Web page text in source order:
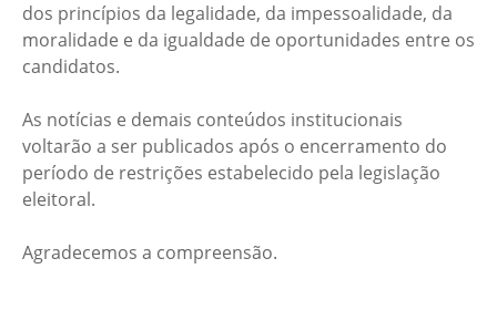
dos princípios da legalidade, da impessoalidade, da
moralidade e da igualdade de oportunidades entre os
candidatos.
As notícias e demais conteúdos institucionais
voltarão a ser publicados após o encerramento do
período de restrições estabelecido pela legislação
eleitoral.
Agradecemos a compreensão.